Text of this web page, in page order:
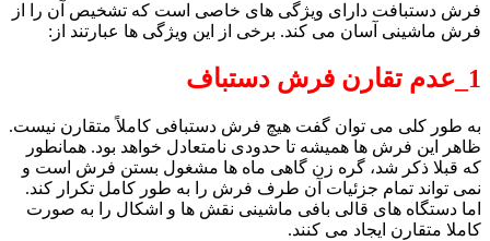
فرش دستبافت دارای ویژگی های خاصی است که تشخیص آن را از
فرش ماشینی آسان می کند. برخی از این ویژگی ها عبارتند از:
1_عدم تقارن فرش دستباف
به طور کلی می توان گفت هیچ فرش دستبافی کاملاً متقارن نیست.
ظاهر این فرش ها همیشه تا حدودی نامتعادل خواهد بود. همانطور
که قبلا ذکر شد، گره زن گاهی ماه ها مشغول بستن فرش است و
نمی تواند تمام جزئیات آن طرف فرش را به طور کامل تکرار کند.
اما دستگاه های قالی بافی ماشینی نقش ها و اشکال را به صورت
کاملا متقارن ایجاد می کنند.